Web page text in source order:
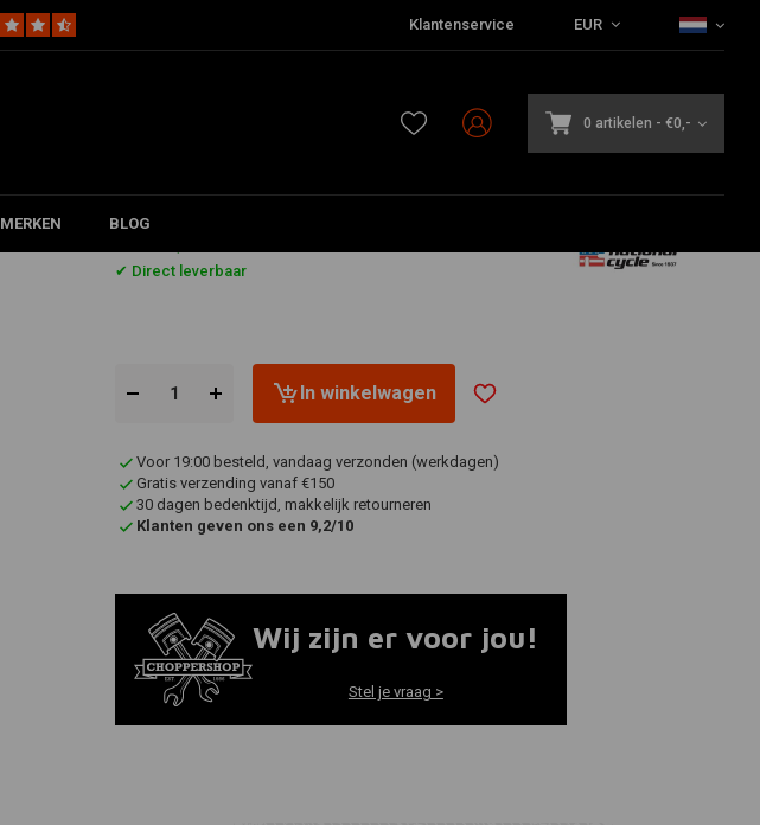
Klantenservice EUR
0 artikelen - €0,-
MERKEN BLOG
€36,77
✔ Direct leverbaar
In winkelwagen
Voor 19:00 besteld, vandaag verzonden (werkdagen)
Gratis verzending vanaf €150
30 dagen bedenktijd, makkelijk retourneren
Klanten geven ons een 9,2/10
Wij zijn er voor jou!
Stel je vraag >